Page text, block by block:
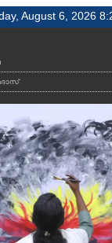
August 6, 2026